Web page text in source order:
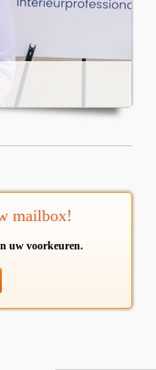
mailbox!
uw voorkeuren.